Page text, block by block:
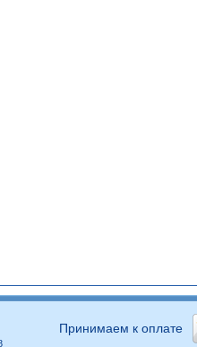
Принимаем к оплате